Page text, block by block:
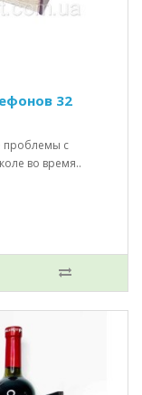
32
проблемы с
во время..